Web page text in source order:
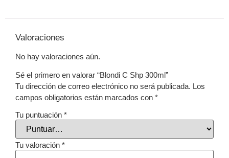
Valoraciones
No hay valoraciones aún.
Sé el primero en valorar “Blondi C Shp 300ml”
Tu dirección de correo electrónico no será publicada. Los
campos obligatorios están marcados con *
Tu puntuación *
Tu valoración *